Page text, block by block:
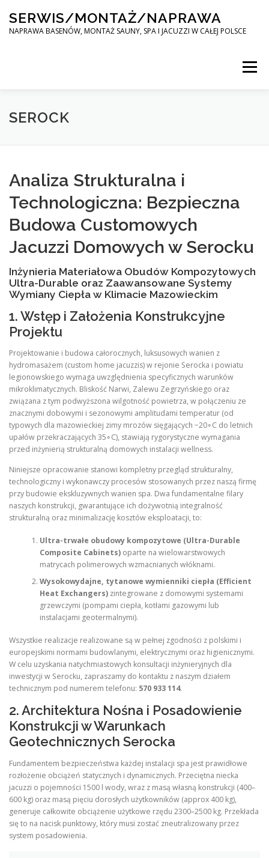
content
SERWIS/MONTAŻ/NAPRAWA
NAPRAWA BASENÓW, MONTAŻ SAUNY, SPA I JACUZZI W CAŁEJ POLSCE
Menu
SPA SERWIS
KONTAKT
SEROCK
Analiza Strukturalna i
Technologiczna: Bezpieczna
Budowa Customowych
Jacuzzi Domowych w Serocku
Inżynieria Materiałowa Obudów Kompozytowych
Ultra-Durable oraz Zaawansowane Systemy
Wymiany Ciepła w Klimacie Mazowieckim
1. Wstęp i Założenia Konstrukcyjne
Projektu
Projektowanie i budowa całorocznych, luksusowych wanien z
hydromasażem (custom home jacuzzis) w rejonie Serocka i powiatu
legionowskiego wymaga uwzględnienia specyficznych warunków
mikroklimatycznych. Bliskość Narwi, Zalewu Zegrzyńskiego oraz
związana z tym podwyższona wilgotność powietrza, w połączeniu ze
znacznymi dobowymi i sezonowymi amplitudami temperatur (od
typowych dla mazowieckiej zimy mrozów sięgających −20∘C do letnich
upałów przekraczających 35∘C), stawiają rygorystyczne wymagania
przed inżynierią strukturalną domowych instalacji wellness.
Niniejsze opracowanie stanowi kompletny przegląd strukturalny,
technologiczny i wykonawczy procesów stosowanych przez naszą firmę
przy budowie ekskluzywnych wanien spa. Dwa fundamentalne filary
naszych konstrukcji, gwarantujące ich dożywotnią integralność
strukturalną oraz minimalizację kosztów eksploatacji, to:
Ultra-trwałe obudowy kompozytowe (Ultra-Durable
Composite Cabinets)oparte na wielowarstwowych
matrycach polimerowych wzmacnianych włóknami.
Wysokowydajne, tytanowe wymienniki ciepła (Efficient
Heat Exchangers)zintegrowane z domowymi systemami
grzewczymi (pompami ciepła, kotłami gazowymi lub
instalacjami geotermalnymi).
Wszystkie realizacje realizowane są w pełnej zgodności z polskimi i
europejskimi normami budowlanymi, elektrycznymi oraz higienicznymi.
W celu uzyskania natychmiastowych konsultacji inżynieryjnych dla
inwestycji w Serocku, zapraszamy do kontaktu z naszym działem
technicznym pod numerem telefonu: 570 933 114.
2. Architektura Nośna i Posadowienie
Konstrukcji w Warunkach
Geotechnicznych Serocka
Fundamentem bezpieczeństwa każdej instalacji spa jest prawidłowe
rozłożenie obciążeń statycznych i dynamicznych. Przeciętna niecka
jacuzzi o pojemności 1500 l wody, wraz z masą własną konstrukcji (400–
600 kg) oraz masą pięciu dorosłych użytkowników (approx 400 kg),
generuje całkowite obciążenie użytkowe rzędu 2300–2500 kg. Przekłada
się to na nacisk punktowy, który musi zostać zneutralizowany przez
system posadowienia.